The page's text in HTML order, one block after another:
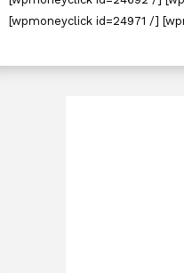
[wpmoneyclick id=24971 /]